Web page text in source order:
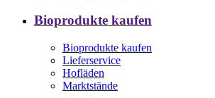
Bioprodukte kaufen
Bioprodukte kaufen
Lieferservice
Hofläden
Marktstände